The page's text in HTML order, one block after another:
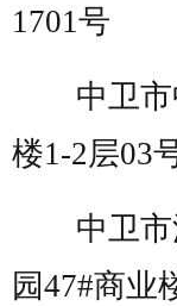
1701号
中卫
楼1-2层03
中卫
园47#商业